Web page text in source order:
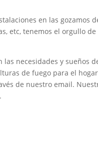
en las gozamos
etc, tenemos el orgullo de
las necesidades y sueños
de fuego para el
de nuestro email.